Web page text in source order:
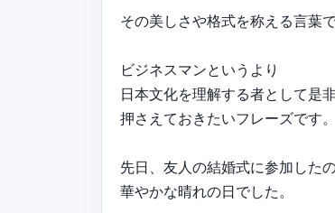
その美しさや格式を称える言葉で
ビジネスマンというより
日本文化を理解する者として是
押さえておきたいフレーズです。
先日、友人の結婚式に参加した
華やかな晴れの日でした。